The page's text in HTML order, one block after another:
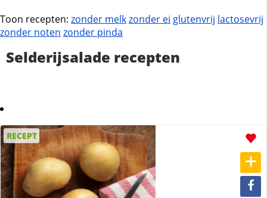
Toon recepten: zonder melkzonder ei glutenvrij lactosevrij
zonder noten zonder pinda
Selderijsalade recepten
RECEPT